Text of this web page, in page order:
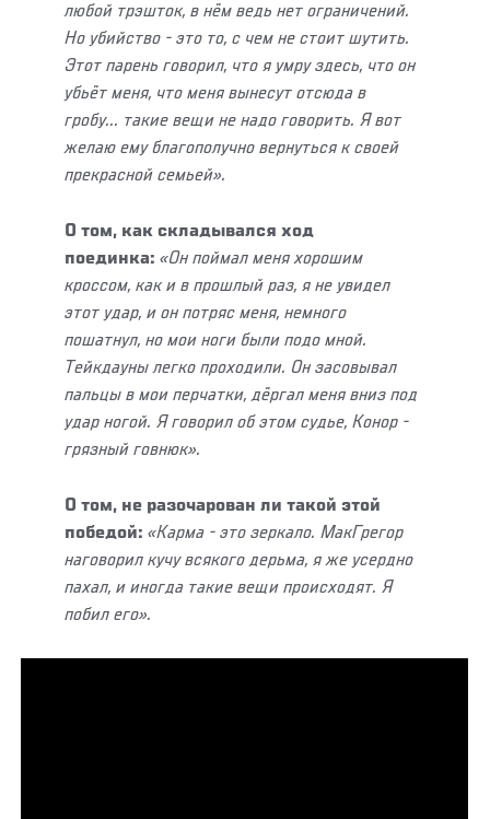
любой трэшток, в нём ведь нет ограничений.
Но убийство - это то, с чем не стоит шутить.
Этот парень говорил, что я умру здесь, что он
убьёт меня, что меня вынесут отсюда в
гробу... такие вещи не надо говорить. Я вот
желаю ему благополучно вернуться к своей
прекрасной семьей».
О том, как складывался ход
поединка:«Он поймал меня хорошим
кроссом, как и в прошлый раз, я не увидел
этот удар, и он потряс меня, немного
пошатнул, но мои ноги были подо мной.
Тейкдауны легко проходили. Он засовывал
пальцы в мои перчатки, дёргал меня вниз под
удар ногой. Я говорил об этом судье, Конор -
грязный говнюк».
О том, не разочарован ли такой этой
победой:«Карма - это зеркало. МакГрегор
наговорил кучу всякого дерьма, я же усердно
пахал, и иногда такие вещи происходят. Я
побил его».